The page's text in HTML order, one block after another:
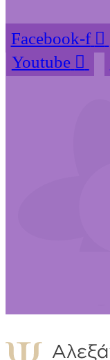
Facebook-f
Youtube